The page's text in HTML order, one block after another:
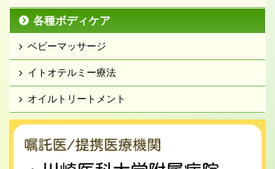
各種ボディケア
ベビーマッサージ
イトオテルミー療法
オイルトリートメント